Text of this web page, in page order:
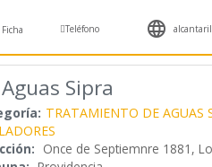
Ficha Teléfono 
Aguas Sipra
TRATAMIENTO DE AGUAS
Once de Septiemnre 1881,